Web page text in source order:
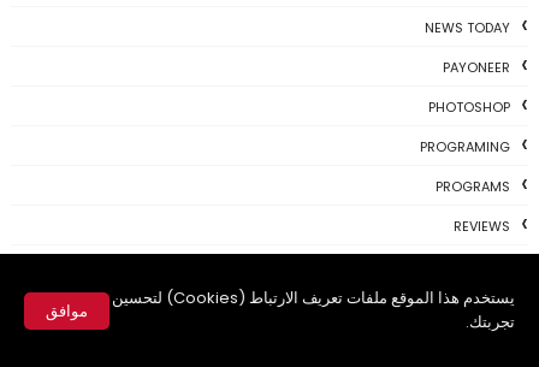
يستخدم هذا الموقع ملفات تعريف الارتباط (Cookies) لتحسين
تجربتك.
موافق
NEWS TODAY
PAYONEER
PHOTOSHOP
PROGRAMING
PROGRAMS
REVIEWS
TH3 NEWS